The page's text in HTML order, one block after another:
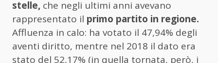
stelle, che negli ultimi anni avevano
rappresentato il primo partito in regione.
Affluenza in calo: ha votato il 47,94% degli
aventi diritto, mentre nel 2018 il dato era
stato del 52,17% (in quella tornata, però, i